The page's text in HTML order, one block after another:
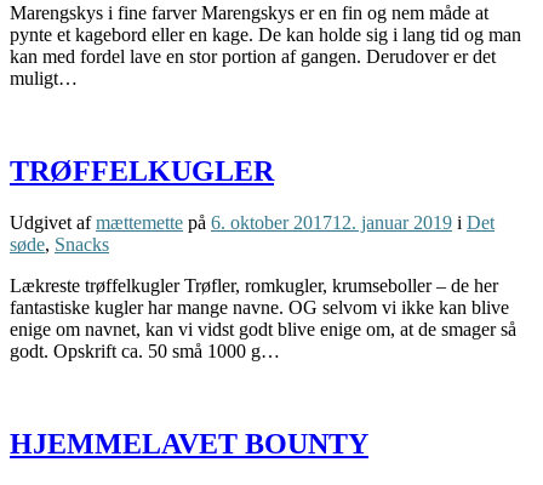
Marengskys i fine farver Marengskys er en fin og nem måde at
pynte et kagebord eller en kage. De kan holde sig i lang tid og man
kan med fordel lave en stor portion af gangen. Derudover er det
muligt…
TRØFFELKUGLER
Udgivet afmættemette på 6. oktober 201712. januar 2019 i Det
søde, Snacks
Lækreste trøffelkugler Trøfler, romkugler, krumseboller – de her
fantastiske kugler har mange navne. OG selvom vi ikke kan blive
enige om navnet, kan vi vidst godt blive enige om, at de smager så
godt. Opskrift ca. 50 små 1000 g…
HJEMMELAVET BOUNTY